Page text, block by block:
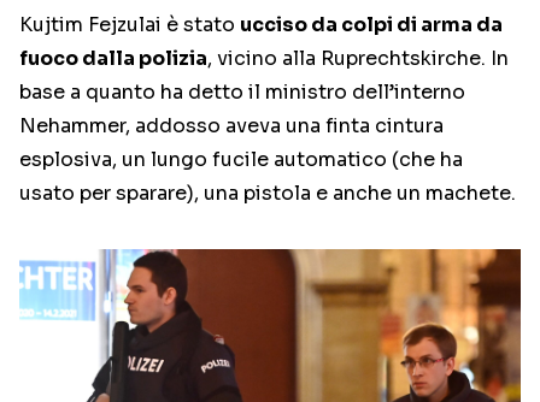
Kujtim Fejzulai è stato ucciso da colpi di arma da
fuoco dalla polizia, vicino alla Ruprechtskirche. In
base a quanto ha detto il ministro dell’interno
Nehammer, addosso aveva una finta cintura
esplosiva, un lungo fucile automatico (che ha
usato per sparare), una pistola e anche un machete.